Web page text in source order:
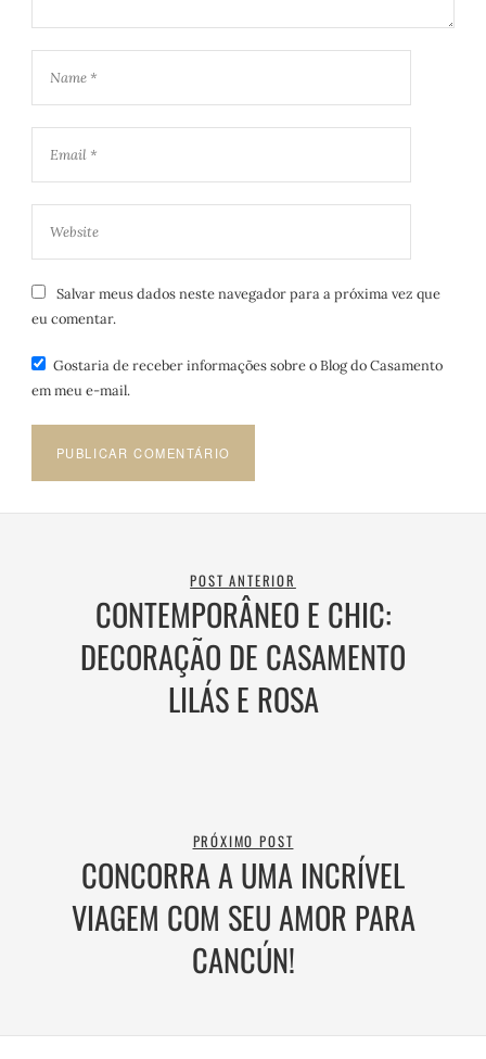
Salvar meus dados neste navegador para a próxima vez que
eu comentar.
Gostaria de receber informações sobre o Blog do Casamento
em meu e-mail.
POST ANTERIOR
CONTEMPORÂNEO E CHIC:
DECORAÇÃO DE CASAMENTO
LILÁS E ROSA
PRÓXIMO POST
CONCORRA A UMA INCRÍVEL
VIAGEM COM SEU AMOR PARA
CANCÚN!